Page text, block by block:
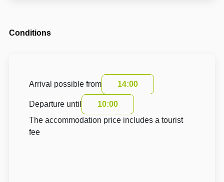
Conditions
Arrival possible from 14:00
Departure until
10:00
The accommodation price includes a tourist
fee